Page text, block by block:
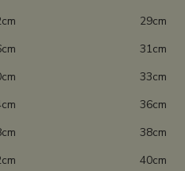
29cm
31cm
33cm
36cm
38cm
40cm